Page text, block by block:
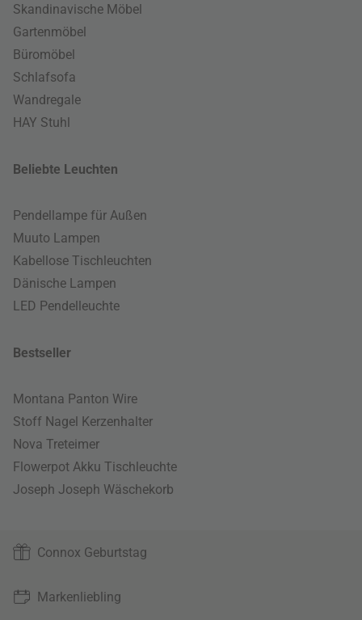
Skandinavische Möbel
Gartenmöbel
Büromöbel
Schlafsofa
Wandregale
HAY Stuhl
Beliebte Leuchten
Pendellampe für Außen
Muuto Lampen
Kabellose Tischleuchten
Dänische Lampen
LED Pendelleuchte
Bestseller
Montana Panton Wire
Stoff Nagel Kerzenhalter
Nova Treteimer
Flowerpot Akku Tischleuchte
Joseph Joseph Wäschekorb
Connox Geburtstag
Markenliebling